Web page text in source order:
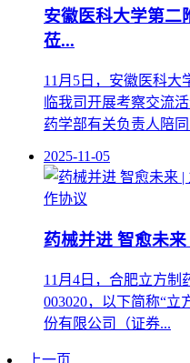
安徽医科大学第二
莅...
11月5日，安徽医科大
临我司开展考察交流
药学部有关负责人陪同
2025-11-05
药械并进 智愈未
11月4日，合肥立方制
003020，以下简称“立
份有限公司（证券...
上一页